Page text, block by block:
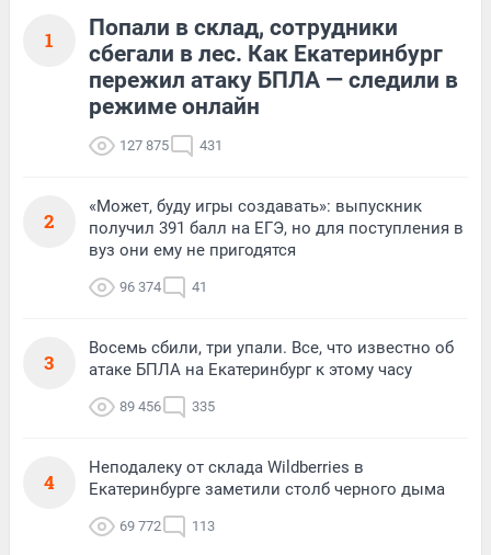
1
Попали в склад, сотрудники
сбегали в лес. Как Екатеринбург
пережил атаку БПЛА — следили в
режиме онлайн
127 875 431
2
«Может, буду игры создавать»: выпускник
получил 391 балл на ЕГЭ, но для поступления в
вуз они ему не пригодятся
96 374 41
3
Восемь сбили, три упали. Все, что известно об
атаке БПЛА на Екатеринбург к этому часу
89 456 335
4
Неподалеку от склада Wildberries в
Екатеринбурге заметили столб черного дыма
69 772 113